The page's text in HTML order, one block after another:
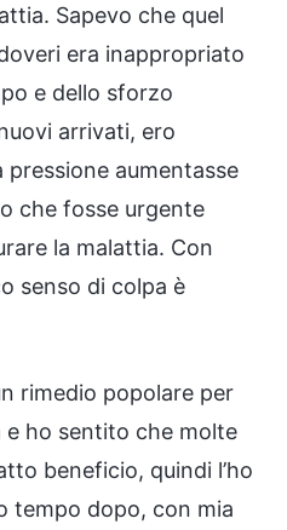
Sapevo che quel
era inappropriato
e dello sforzo
arrivati, ero
aumentasse
che fosse urgente
la malattia. Con
senso di colpa è
rimedio popolare per
e ho sentito che molte
beneficio, quindi l’ho
tempo dopo, con mia